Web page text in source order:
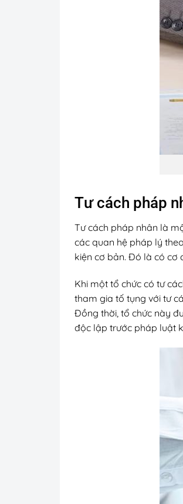
Tư cách pháp
Tư cách pháp nhân là
các quan hệ pháp lý
kiện cơ bản. Đó là có cơ
Khi một tổ chức có tư
tham gia tố tụng với tư
Đồng thời, tổ chức này
độc lập trước pháp luật